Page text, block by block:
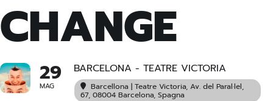
CHANGE
29
MAG
BARCELONA - TEATRE VICTORIA
Barcellona | Teatre Victoria, Av. del Paral·lel,
67, 08004 Barcelona, Spagna